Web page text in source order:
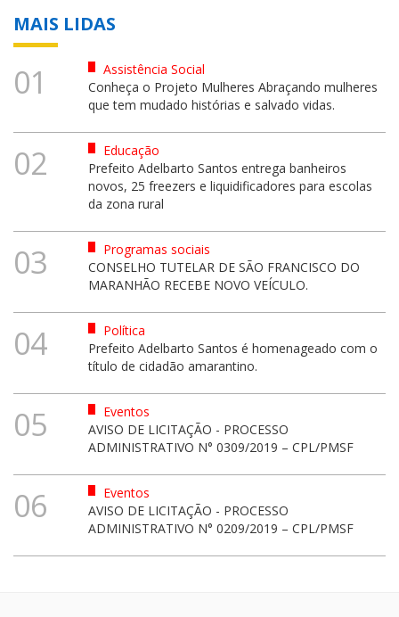
MAIS LIDAS
01
Assistência Social
Conheça o Projeto Mulheres Abraçando mulheres
que tem mudado histórias e salvado vidas.
02
Educação
Prefeito Adelbarto Santos entrega banheiros
novos, 25 freezers e liquidificadores para escolas
da zona rural
03
Programas sociais
CONSELHO TUTELAR DE SÃO FRANCISCO DO
MARANHÃO RECEBE NOVO VEÍCULO.
04
Política
Prefeito Adelbarto Santos é homenageado com o
título de cidadão amarantino.
05
Eventos
AVISO DE LICITAÇÃO - PROCESSO
ADMINISTRATIVO N° 0309/2019 – CPL/PMSF
06
Eventos
AVISO DE LICITAÇÃO - PROCESSO
ADMINISTRATIVO N° 0209/2019 – CPL/PMSF